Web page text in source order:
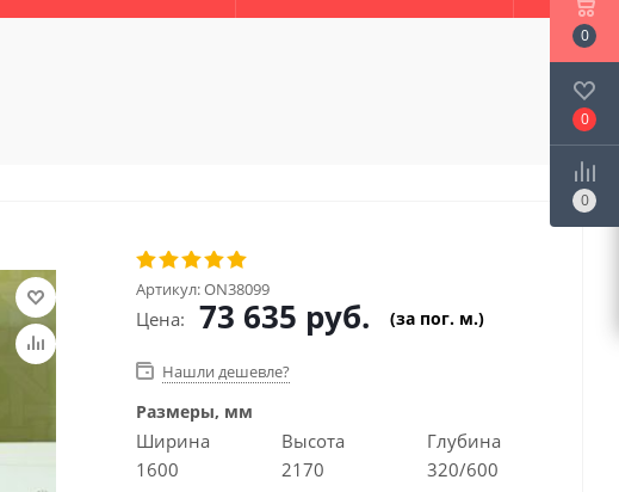
Артикул:ON38099
Цена: 73 635 руб. (за пог. м.)
Нашли дешевле?
Размеры, мм
Ширина
1600
Высота
2170
Глубина
320/600
0
0
0